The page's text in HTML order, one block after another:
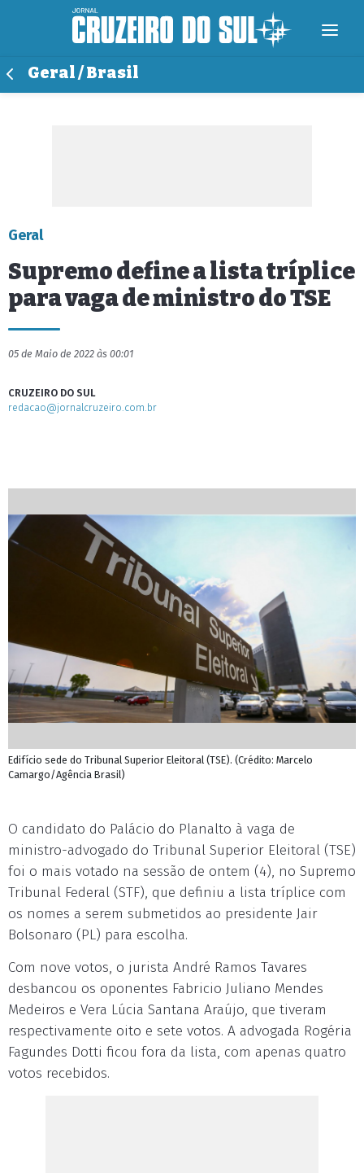
Geral / Brasil
Geral
Supremo define a lista tríplice
para vaga de ministro do TSE
05 de Maio de 2022 às 00:01
CRUZEIRO DO SUL
redacao@jornalcruzeiro.com.br
Edifício sede do Tribunal Superior Eleitoral (TSE). (Crédito: Marcelo
Camargo/Agência Brasil)
O candidato do Palácio do Planalto à vaga de
ministro-advogado do Tribunal Superior Eleitoral (TSE)
foi o mais votado na sessão de ontem (4), no Supremo
Tribunal Federal (STF), que definiu a lista tríplice com
os nomes a serem submetidos ao presidente Jair
Bolsonaro (PL) para escolha.
Com nove votos, o jurista André Ramos Tavares
desbancou os oponentes Fabricio Juliano Mendes
Medeiros e Vera Lúcia Santana Araújo, que tiveram
respectivamente oito e sete votos. A advogada Rogéria
Fagundes Dotti ficou fora da lista, com apenas quatro
votos recebidos.